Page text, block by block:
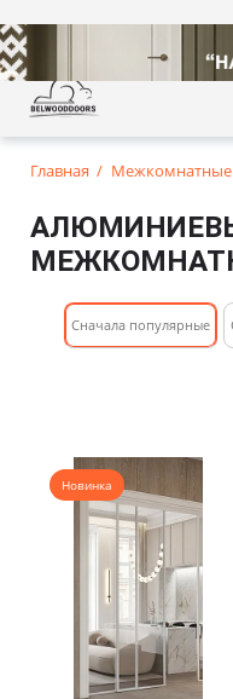
Главная Межкомнатные
Cначала популярные
Новинка